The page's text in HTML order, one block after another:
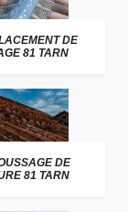
DE
81 TARN
DE
81 TARN